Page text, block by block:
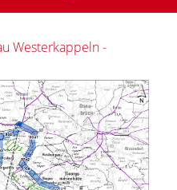
Westerkappeln -